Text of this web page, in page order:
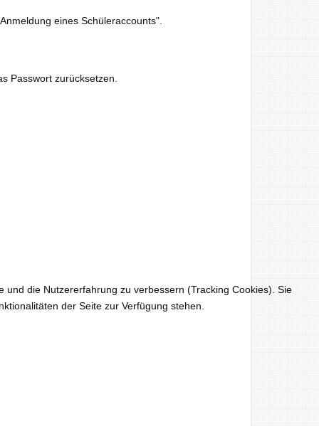
eines Schüleraccounts".
Passwort zurücksetzen.
die Nutzererfahrung zu verbessern (Tracking Cookies). Sie
der Seite zur Verfügung stehen.